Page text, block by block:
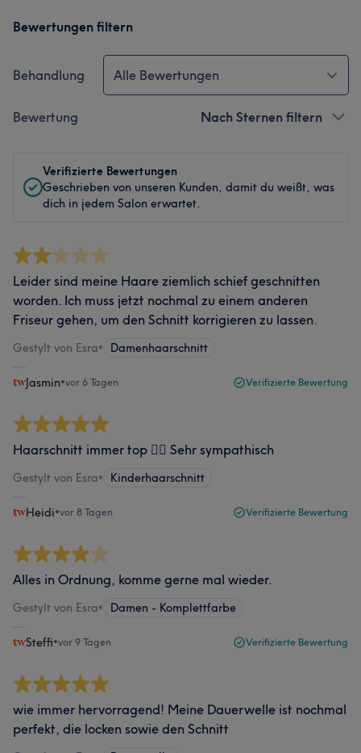
Bewertungen filtern
Behandlung Alle Bewertungen
Bewertung Nach Sternen filtern
Verifizierte Bewertungen
Geschrieben von unseren Kunden, damit du weißt, was
dich in jedem Salon erwartet.
Leider sind meine Haare ziemlich schief geschnitten
worden. Ich muss jetzt nochmal zu einem anderen
Friseur gehen, um den Schnitt korrigieren zu lassen.
Gestylt von Esra• Damenhaarschnitt
Jasmin•vor 6 Tagen Verifizierte Bewertung
Haarschnitt immer top 👍🏽 Sehr sympathisch
Gestylt von Esra• Kinderhaarschnitt
Heidi•vor 8 Tagen Verifizierte Bewertung
Alles in Ordnung, komme gerne mal wieder.
Gestylt von Esra• Damen - Komplettfarbe
Steffi•vor 9 Tagen Verifizierte Bewertung
wie immer hervorragend! Meine Dauerwelle ist nochmal
perfekt, die locken sowie den Schnitt